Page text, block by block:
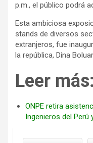
p.m., el público podrá
Esta ambiciosa
stands de diversos
extranjeros, fue
la república, Dina
Leer más:
ONPE retira
Ingenieros del Perú